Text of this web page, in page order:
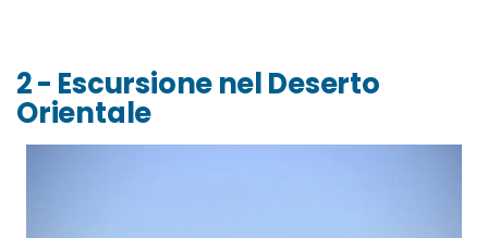
2 - Escursione nel Deserto
Orientale